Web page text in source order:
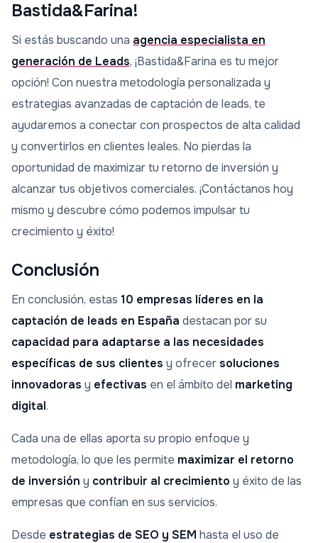
Bastida&Farina!
Si estás buscando una agencia especialista en
generación de Leads, ¡Bastida&Farina es tu mejor
opción! Con nuestra metodología personalizada y
estrategias avanzadas de captación de leads, te
ayudaremos a conectar con prospectos de alta calidad
y convertirlos en clientes leales. No pierdas la
oportunidad de maximizar tu retorno de inversión y
alcanzar tus objetivos comerciales. ¡Contáctanos hoy
mismo y descubre cómo podemos impulsar tu
crecimiento y éxito!
Conclusión
En conclusión, estas 10 empresas líderes en la
captación de leads en España destacan por su
capacidad para adaptarse a las necesidades
específicas de sus clientes y ofrecersoluciones
innovadoras y efectivas en el ámbito del marketing
digital.
Cada una de ellas aporta su propio enfoque y
metodología, lo que les permite maximizar el retorno
de inversión y contribuir al crecimiento y éxito de las
empresas que confían en sus servicios.
Desde estrategias de SEO y SEM hasta el uso de